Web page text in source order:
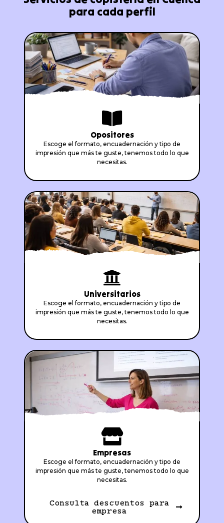
para cada perfil
Opositores
Escoge el formato, encuadernación y tipo de
impresión que más te guste, tenemos todo lo que
necesitas.
Universitarios
Escoge el formato, encuadernación y tipo de
impresión que más te guste, tenemos todo lo que
necesitas.
Empresas
Escoge el formato, encuadernación y tipo de
impresión que más te guste, tenemos todo lo que
necesitas.
Consulta descuentos para
empresa